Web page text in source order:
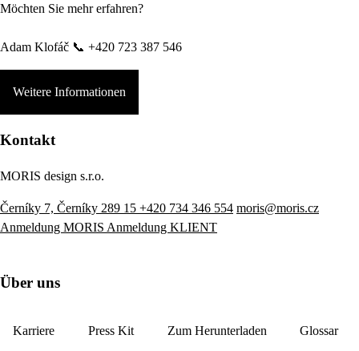
Möchten Sie mehr erfahren?
Adam Klofáč 📞 +420 723 387 546
Weitere Informationen
Kontakt
MORIS design s.r.o.
Černíky 7, Černíky 289 15 +420 734 346 554 moris@moris.cz
Anmeldung MORIS Anmeldung KLIENT
Über uns
Karriere Press Kit Zum Herunterladen Glossar